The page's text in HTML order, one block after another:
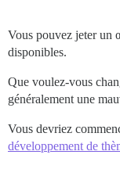
Vous pouvez jeter un
disponibles.
Que voulez-vous
généralement une
Vous devriez
développement de